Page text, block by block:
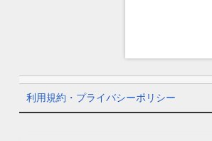
利用規約・プライバシーポリシー